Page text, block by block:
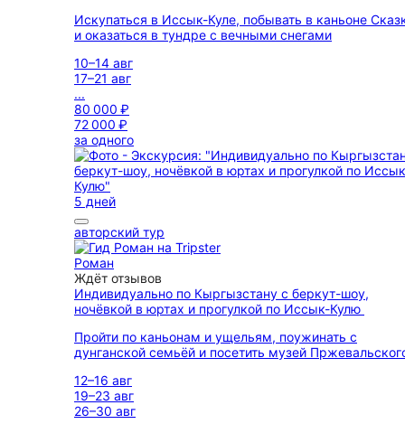
Искупаться в Иссык-Куле, побывать в каньоне
и оказаться в тундре с вечными снегами
10–14 авг
17–21 авг
...
80 000 ₽
72 000 ₽
за одного
5 дней
авторский тур
Роман
Ждёт отзывов
Индивидуально по Кыргызстану с беркут-шоу,
ночёвкой в юртах и прогулкой по Иссык-Кулю
Пройти по каньонам и ущельям, поужинать с
дунганской семьёй и посетить музей
12–16 авг
19–23 авг
26–30 авг